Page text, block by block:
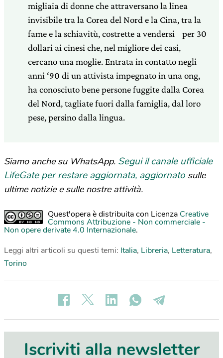
migliaia di donne che attraversano la linea
invisibile tra la Corea del Nord e la Cina, tra la
fame e la schiavitù, costrette a vendersi per 30
dollari ai cinesi che, nel migliore dei casi,
cercano una moglie. Entrata in contatto negli
anni ‘90 di un attivista impegnato in una ong,
ha conosciuto bene persone fuggite dalla Corea
del Nord, tagliate fuori dalla famiglia, dal loro
pese, persino dalla lingua.
Siamo anche su WhatsApp. Segui il canale ufficiale
LifeGate per restare aggiornata, aggiornato sulle
ultime notizie e sulle nostre attività.
Quest'opera è distribuita con Licenza Creative
Commons Attribuzione - Non commerciale -
Non opere derivate 4.0 Internazionale.
Leggi altri articoli su questi temi: Italia, Libreria, Letteratura,
Torino
Iscriviti alla newsletter